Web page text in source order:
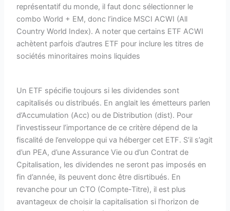
représentatif du monde, il faut donc sélectionner le
combo World + EM, donc l’indice MSCI ACWI (All
Country World Index). A noter que certains ETF ACWI
achètent parfois d’autres ETF pour inclure les titres de
sociétés minoritaires moins liquides
Un ETF spécifie toujours si les dividendes sont
capitalisés ou distribués. En anglait les émetteurs parlen
d’Accumulation (Acc) ou de Distribution (dist). Pour
l’investisseur l’importance de ce critère dépend de la
fiscalité de l’enveloppe qui va héberger cet ETF. S’il s’agit
d’un PEA, d’une Assurance Vie ou d’un Contrat de
Cpitalisation, les dividendes ne seront pas imposés en
fin d’année, ils peuvent donc être disrtibués. En
revanche pour un CTO (Compte-Titre), il est plus
avantageux de choisir la capitalisation si l’horizon de